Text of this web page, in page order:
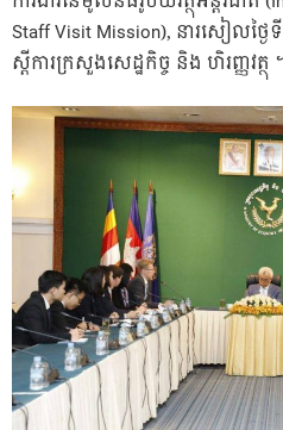
Staff Visit Mission), នារសៀលថ្ង
ស្តីការក្រសួងសេដ្ឋកិច្ច និង ហិរញ្ញវត្ថុ